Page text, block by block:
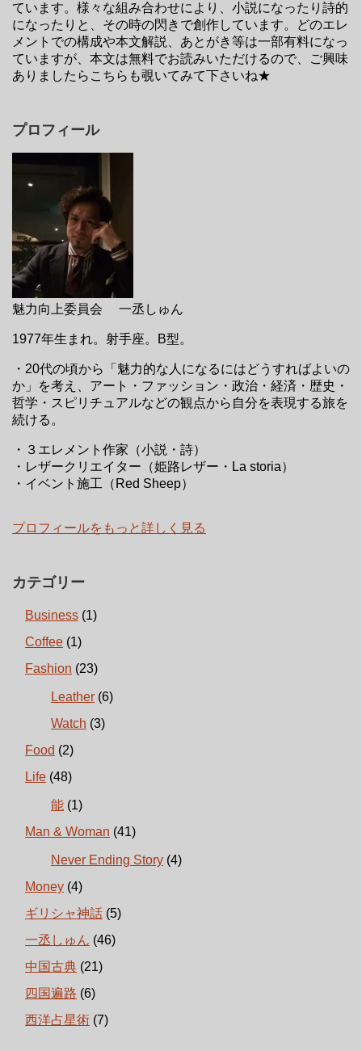
ています。様々な組み合わせにより、小説になったり詩的
になったりと、その時の閃きで創作しています。どのエレ
メントでの構成や本文解説、あとがき等は一部有料になっ
ていますが、本文は無料でお読みいただけるので、ご興味
ありましたらこちらも覗いてみて下さいね★
プロフィール
魅力向上委員会 一丞しゅん
1977年生まれ。射手座。B型。
・20代の頃から「魅力的な人になるにはどうすればよいの
か」を考え、アート・ファッション・政治・経済・歴史・
哲学・スピリチュアルなどの観点から自分を表現する旅を
続ける。
・３エレメント作家（小説・詩）
・レザークリエイター（姫路レザー・La storia）
・イベント施工（Red Sheep）
プロフィールをもっと詳しく見る
カテゴリー
Business (1)
Coffee (1)
Fashion (23)
Leather (6)
Watch (3)
Food (2)
Life (48)
能 (1)
Man & Woman (41)
Never Ending Story (4)
Money (4)
ギリシャ神話 (5)
一丞しゅん (46)
中国古典 (21)
四国遍路 (6)
西洋占星術 (7)